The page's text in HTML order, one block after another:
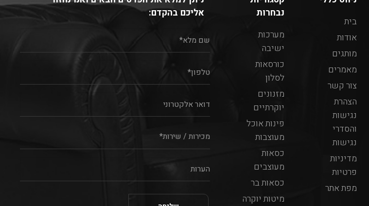
בית
אודות
מותגים
מאמרים
צור קשר
הצהרת
נגישות
והסדרי
נגישות
מדיניות
פרטיות
מפת אתר
נבחרות
מערכות
ישיבה
כורסאות
לסלון
מזנונים
יוקרתיים
פינות אוכל
מעוצבות
כסאות
מעוצבים
כסאות בר
מיטות יוקרה
אליכם בהקדם: